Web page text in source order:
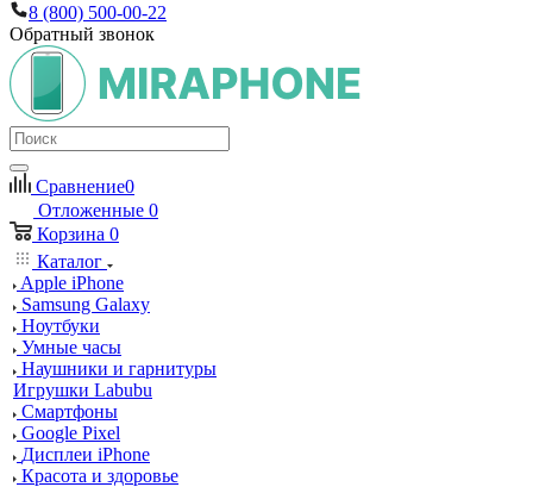
8 (800) 500-00-22
Обратный звонок
Сравнение0
Отложенные 0
Корзина 0
Каталог
Apple iPhone
Samsung Galaxy
Ноутбуки
Умные часы
Наушники и гарнитуры
Игрушки Labubu
Смартфоны
Google Pixel
Дисплеи iPhone
Красота и здоровье